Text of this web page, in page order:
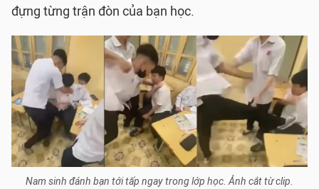
đựng từng trận đòn của bạn học.
Nam sinh đánh bạn tới tấp ngay trong lớp học. Ảnh cắt từ clip.